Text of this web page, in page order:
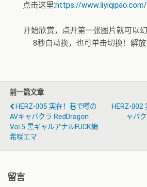
点击这里:https://
开始欣赏，点开第一张图片就可以幻
8秒自动换，也可单击切换！解放
前一篇文章
HERZ-005 実在！巷で噂の
AVキャバクラ RedDragon
Vol.5 黒ギャルアナルFUCK編
希咲エマ
HERZ-002
ャバ
留言